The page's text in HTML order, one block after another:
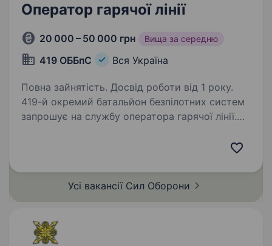
Оператор гарячої лінії
20 000 – 50 000 грн Вища за середню
419 ОББпС Вся Україна
Повна зайнятість. Досвід роботи від 1 року.
419-й окремий батальйон безпілотних систем
запрошує на службу оператора гарячої лінії.
комунікації. Ви будете не просто відповідати
Усі вакансії Сил Оборони